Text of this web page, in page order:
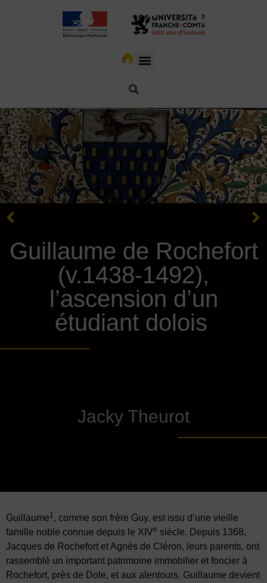
Guillaume de Rochefort
(v.1438-1492),
l’ascension d’un
étudiant dolois
Jacky Theurot
Guillaume1, comme son frère Guy, est issu d’une vieille
famille noble connue depuis le XIVe siècle. Depuis 1368,
Jacques de Rochefort et Agnès de Cléron, leurs parents, ont
rassemblé un important patrimoine immobilier et foncier à
Rochefort, près de Dole, et aux alentours. Guillaume devient